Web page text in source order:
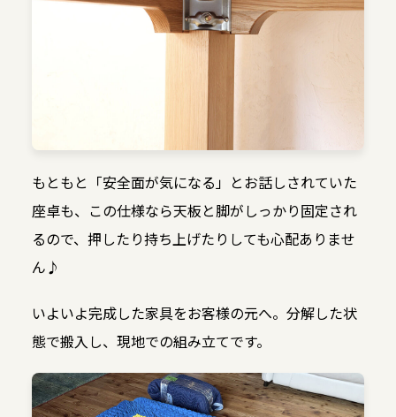
もともと「安全面が気になる」とお話しされていた
座卓も、この仕様なら天板と脚がしっかり固定され
るので、押したり持ち上げたりしても心配ありませ
ん♪
いよいよ完成した家具をお客様の元へ。分解した状
態で搬入し、現地での組み立てです。